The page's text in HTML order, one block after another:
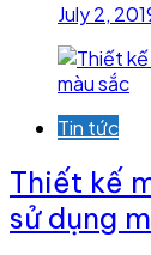
July 2,
Tin tức
Thiết kế
sử dụng